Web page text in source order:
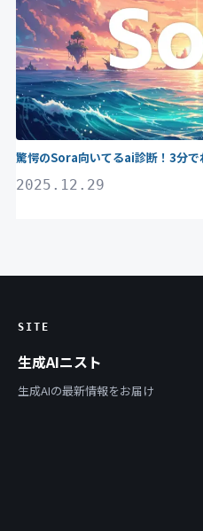
驚愕のSora向いてるai診断！3分
2025.12.29
SITE
生成AIニスト
生成AIの最新情報をお届け